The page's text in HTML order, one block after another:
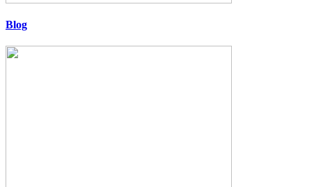
Blog